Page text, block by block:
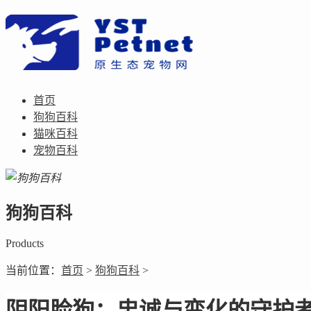
首页
狗狗百科
猫咪百科
宠物百科
狗狗百科
Products
当前位置： 首页 > 狗狗百科 >